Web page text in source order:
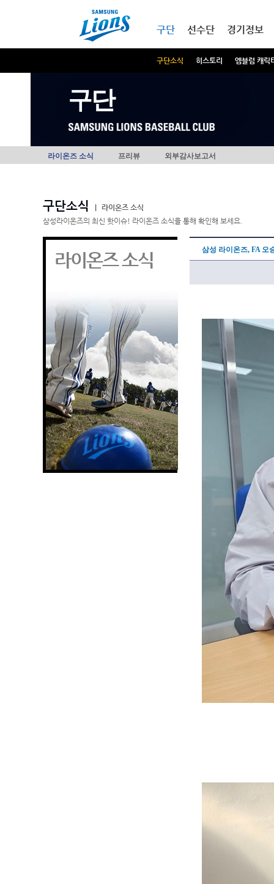
구단
구단소식 히스토리 엠블럼 캐릭
선수단 경기정보
구단
라이온즈 소식 프리뷰 외부감사보고서
구단소식
라이온즈 소식
삼성라이온즈의 최신 핫이슈! 라이온즈 소식을 통해 확인해 보세요.
라이온즈 소식 삼성 라이온즈, FA 오